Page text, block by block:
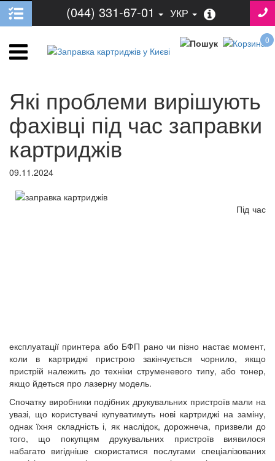
(044) 331-67-01 УКР
0
Які проблеми вирішують
фахівці під час заправки
картриджів
09.11.2024
Під час
експлуатації принтера або БФП рано чи пізно настає момент,
коли в картриджі пристрою закінчується чорнило, якщо
пристрій належить до техніки струменевого типу, або тонер,
якщо йдеться про лазерну модель.
Спочатку виробники подібних друкувальних пристроїв мали на
увазі, що користувачі купуватимуть нові картриджі на заміну,
однак їхня складність і, як наслідок, дорожнеча, призвели до
того, що покупцям друкувальних пристроїв виявилося
набагато вигідніше скористатися послугами спеціалізованих